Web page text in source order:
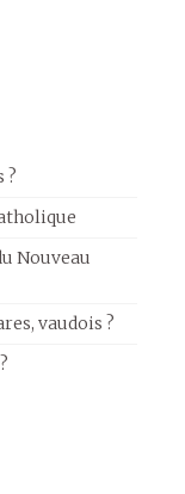
?
Nouveau
vaudois ?